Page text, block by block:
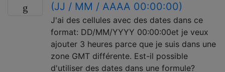
(JJ / MM / AAAA 00:00:00)
J'ai des cellules avec des dates dans ce
format: DD/MM/YYYY 00:00:00et je veux
ajouter 3 heures parce que je suis dans une
zone GMT différente. Est-il possible
d'utiliser des dates dans une formule?